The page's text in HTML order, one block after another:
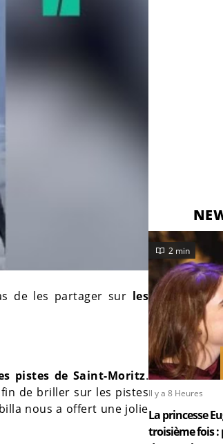
de les partager sur les
pistes de Saint-Moritz.
de briller sur les pistes
nous a offert une jolie
2 min
Il y a 8 Heures
La princesse
troisième fois :